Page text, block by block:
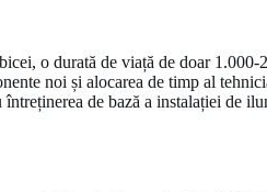
o durată de viață de doar 1.000-
noi și alocarea de timp al
de bază a instalației de